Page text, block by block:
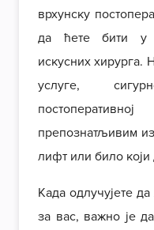
врхунску
да ћете бити у
искусних хирурга.
услуге,
препознатљивим
лифт или било који
Када одлучујете
за вас, важно је